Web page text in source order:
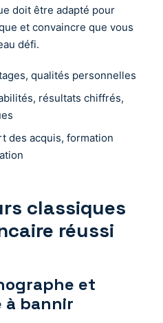
doit être adapté pour
et convaincre que vous
défi.
qualités personnelles
résultats chiffrés,
des acquis, formation
classiques
réussi
et
à bannir